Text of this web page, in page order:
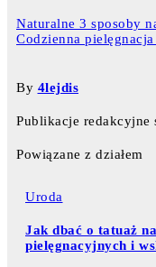
Naturalne 3 sposoby
Codzienna
By 4lejdis
Publikacje redakcyjne
Powiązane z działem
Uroda
Jak dbać o tatuaż
pielęgnacyjnych i